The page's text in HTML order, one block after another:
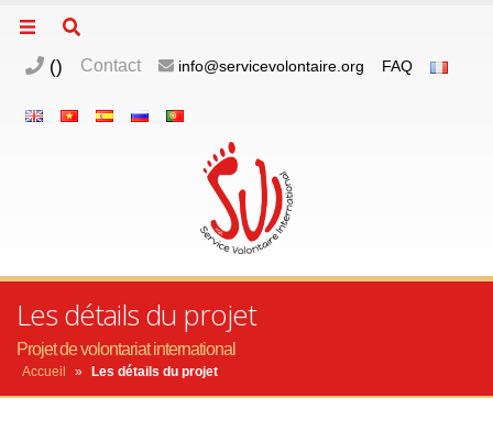
() Contact info@servicevolontaire.org FAQ
Les détails du projet
Projet de volontariat international
Accueil » Les détails du projet